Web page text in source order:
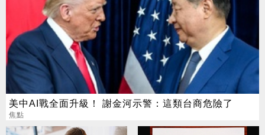
美中AI戰全面升級！ 謝金河示警：這類台商危險了
焦點